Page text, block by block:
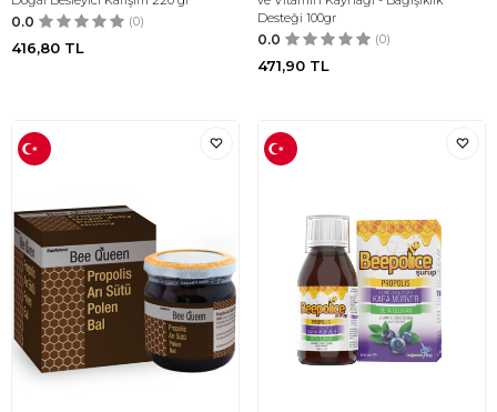
0.0 (0)
416,80 TL
Desteği 100gr
0.0 (0)
471,90 TL